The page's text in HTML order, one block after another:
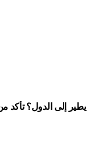
يطير إلى الدول؟ تأكد